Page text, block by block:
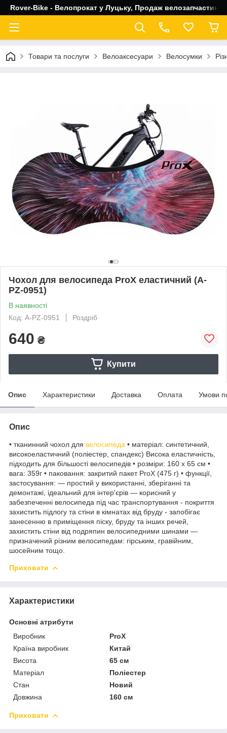
Rover-Bike - Велопрокат у Луцьку, Продаж велозапчастин,
Товари та послуги Велоаксесуари Велосумки
Чохол для велосипеда ProX еластичний (A-
PZ-0951)
В наявності
Код: A-PZ-0951
Роздріб
640 ₴
Купити
Опис Характеристики Доставка Оплата Умови
Опис
• тканинний чохол для велосипеда • матеріал: синтетичний,
високоеластичний (поліестер, спандекс) Висока еластичність,
підходить для більшості велосипедів • розміри: 160 х 65 см •
вага: 359г • паковання: закритий пакет ProX (475 г) • функції,
застосування: — простий у використанні, зберіганні та
демонтажі, ідеальний для інтер'єрів — корисний у
забезпеченні велосипеда під час транспортування - покриття
захистить підлогу та стіни в кімнатах від бруду - запобігає
занесенню в приміщення піску, бруду та інших речей,
захистить стіни від подряпин велосипедними шинами —
призначений різним велосипедам: гірським, гравійним,
шосейним тощо.
Приховати
Характеристики
Основні атрибути
Виробник
ProX
Країна виробник
Китай
Висота
65 см
Матеріал
Поліестер
Стан
Новий
Довжина
160 см
Приховати